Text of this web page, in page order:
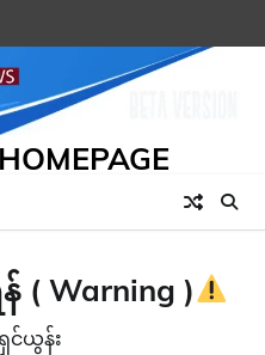
( Warning )
ရှင်ယွန်း